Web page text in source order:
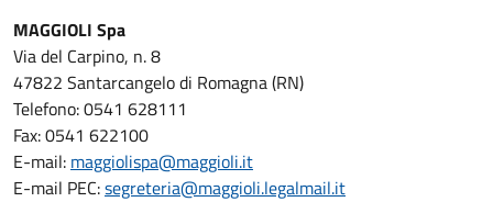
MAGGIOLI Spa
Via del Carpino, n. 8
47822 Santarcangelo di Romagna (RN)
Telefono: 0541 628111
Fax: 0541 622100
E-mail: maggiolispa@maggioli.it
E-mail PEC:segreteria@maggioli.legalmail.it